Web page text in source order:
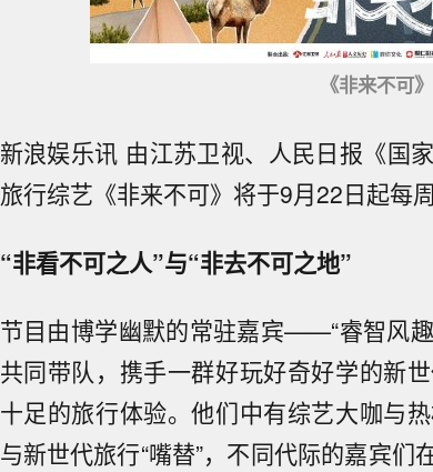
《非来不可
新浪娱乐讯 由江苏卫视、人民日报《国
旅行综艺《非来不可》将于9月22日起每
“非看不可之人”与“非去不可之地”
节目由博学幽默的常驻嘉宾——“睿智风
共同带队，携手一群好玩好奇好学的新
十足的旅行体验。他们中有综艺大咖与
与新世代旅行“嘴替”，不同代际的嘉宾